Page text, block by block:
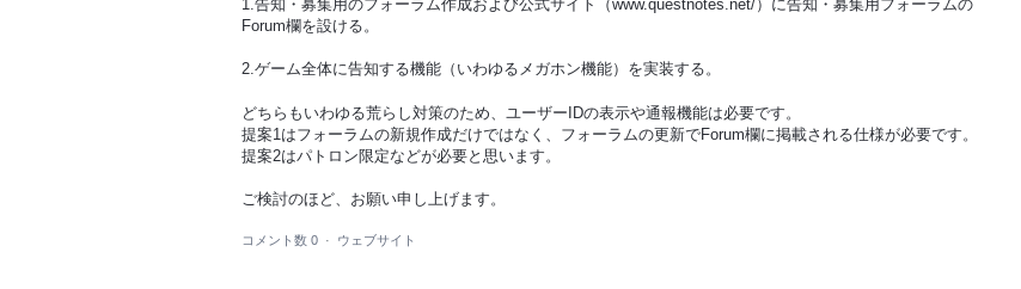
1.告知・募集用のフォーラム作成および公式サイト（www.questnotes.net/）に告知・募集用フォーラムの
Forum欄を設ける。
2.ゲーム全体に告知する機能（いわゆるメガホン機能）を実装する。
どちらもいわゆる荒らし対策のため、ユーザーIDの表示や通報機能は必要です。
提案1はフォーラムの新規作成だけではなく、フォーラムの更新でForum欄に掲載される仕様が必要です。
提案2はパトロン限定などが必要と思います。
ご検討のほど、お願い申し上げます。
コメント数 0 · ウェブサイト